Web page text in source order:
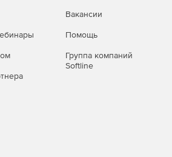
Вакансии
Помощь
Группа компаний
Softline